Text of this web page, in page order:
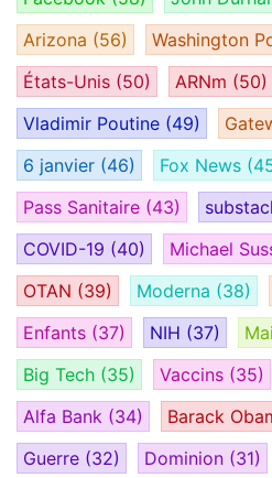
Arizona (56) Washington
États-Unis (50) ARNm (50)
Vladimir Poutine (49)
6 janvier (46) Fox News
Pass Sanitaire (43)
COVID-19 (40) Michael
OTAN (39) Moderna (38)
Enfants (37) NIH (37)
Big Tech (35) Vaccins (35)
Alfa Bank (34) Barack
Guerre (32) Dominion (31)